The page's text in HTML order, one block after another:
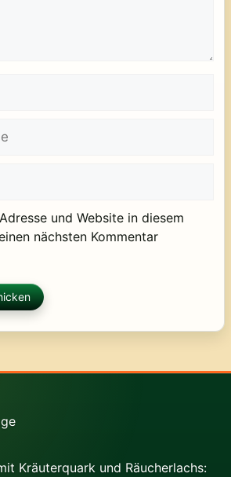
und Website in diesem
nächsten Kommentar
Kräuterquark und Räucherlachs: